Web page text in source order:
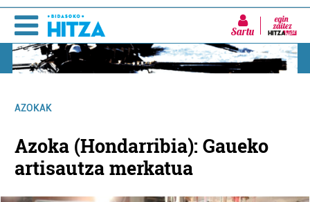
Sartu
AZOKAK
Azoka (Hondarribia): Gaueko
artisautza merkatua